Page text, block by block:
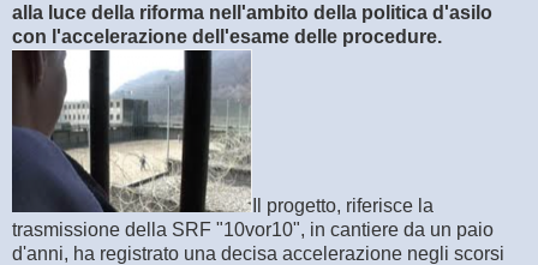
alla luce della riforma nell'ambito della politica d'asilo
con l'accelerazione dell'esame delle procedure.
Il progetto, riferisce la
trasmissione della SRF "10vor10", in cantiere da un paio
d'anni, ha registrato una decisa accelerazione negli scorsi